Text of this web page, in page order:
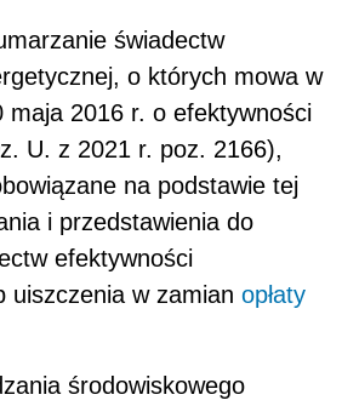
świadectw
o których mowa w
maja 2016 r. o efektywności
U. z 2021 r. poz. 2166),
na podstawie tej
i przedstawienia do
efektywności
uiszczenia w zamian opłaty
środowiskowego